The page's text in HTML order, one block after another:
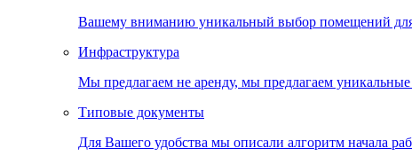
Вашему вниманию уникальный выбор помещений для
Инфраструктура
Мы предлагаем не аренду, мы предлагаем уникальные
Типовые документы
Для Вашего удобства мы описали алгоритм начала